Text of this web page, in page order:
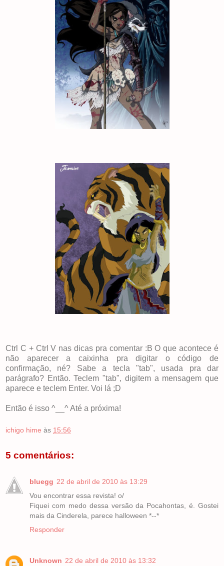
Ctrl C + Ctrl V nas dicas pra comentar :B O que acontece é
não aparecer a caixinha pra digitar o código de
confirmação, né? Sabe a tecla "tab", usada pra dar
parágrafo? Então. Teclem "tab", digitem a mensagem que
aparece e teclem Enter. Voi lá ;D
Então é isso ^__^ Até a próxima!
ichigo hime às 15:56
5 comentários:
bluegg 22 de abril de 2010 às 13:29
Vou encontrar essa revista! o/
Fiquei com medo dessa versão da Pocahontas, é. Gostei
mais da Cinderela, parece halloween *--*
Responder
Unknown 22 de abril de 2010 às 13:32